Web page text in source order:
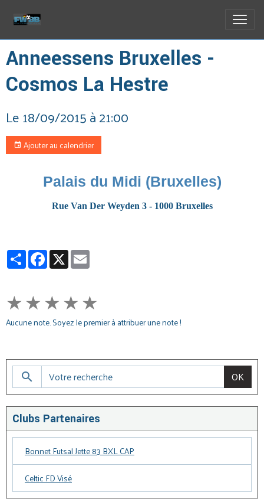
Anneessens Bruxelles -
Cosmos La Hestre
Le 18/09/2015à 21:00
Ajouter au calendrier
Palais du Midi (Bruxelles)
Rue Van Der Weyden 3 - 1000 Bruxelles
PartagerFacebook
X
★★★★★
Aucune note. Soyez le premier à attribuer une note !
OK
Clubs Partenaires
Bonnet Futsal Jette 83 BXL CAP
Celtic FD Visé